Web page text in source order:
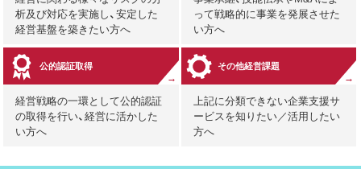
析及び対応を実施し、安定した
経営基盤を築きたい方へ
って戦略的に事業を発展させた
い方へ
公的認証取得
経営戦略の一環として公的認証
の取得を行い、経営に活かした
い方へ
その他経営課題
上記に分類できない企業支援サ
ービスを知りたい／活用したい
方へ